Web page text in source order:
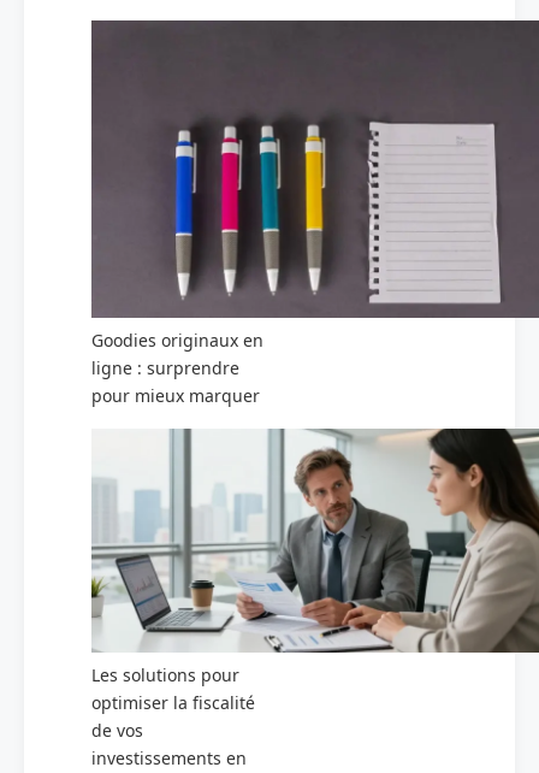
Goodies originaux en
ligne : surprendre
pour mieux marquer
Les solutions pour
optimiser la fiscalité
de vos
investissements en